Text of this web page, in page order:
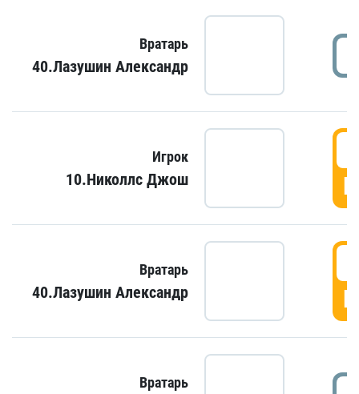
Вратарь
40.Лазушин Александр
Игрок
10.Николлс Джош
Вратарь
40.Лазушин Александр
Вратарь